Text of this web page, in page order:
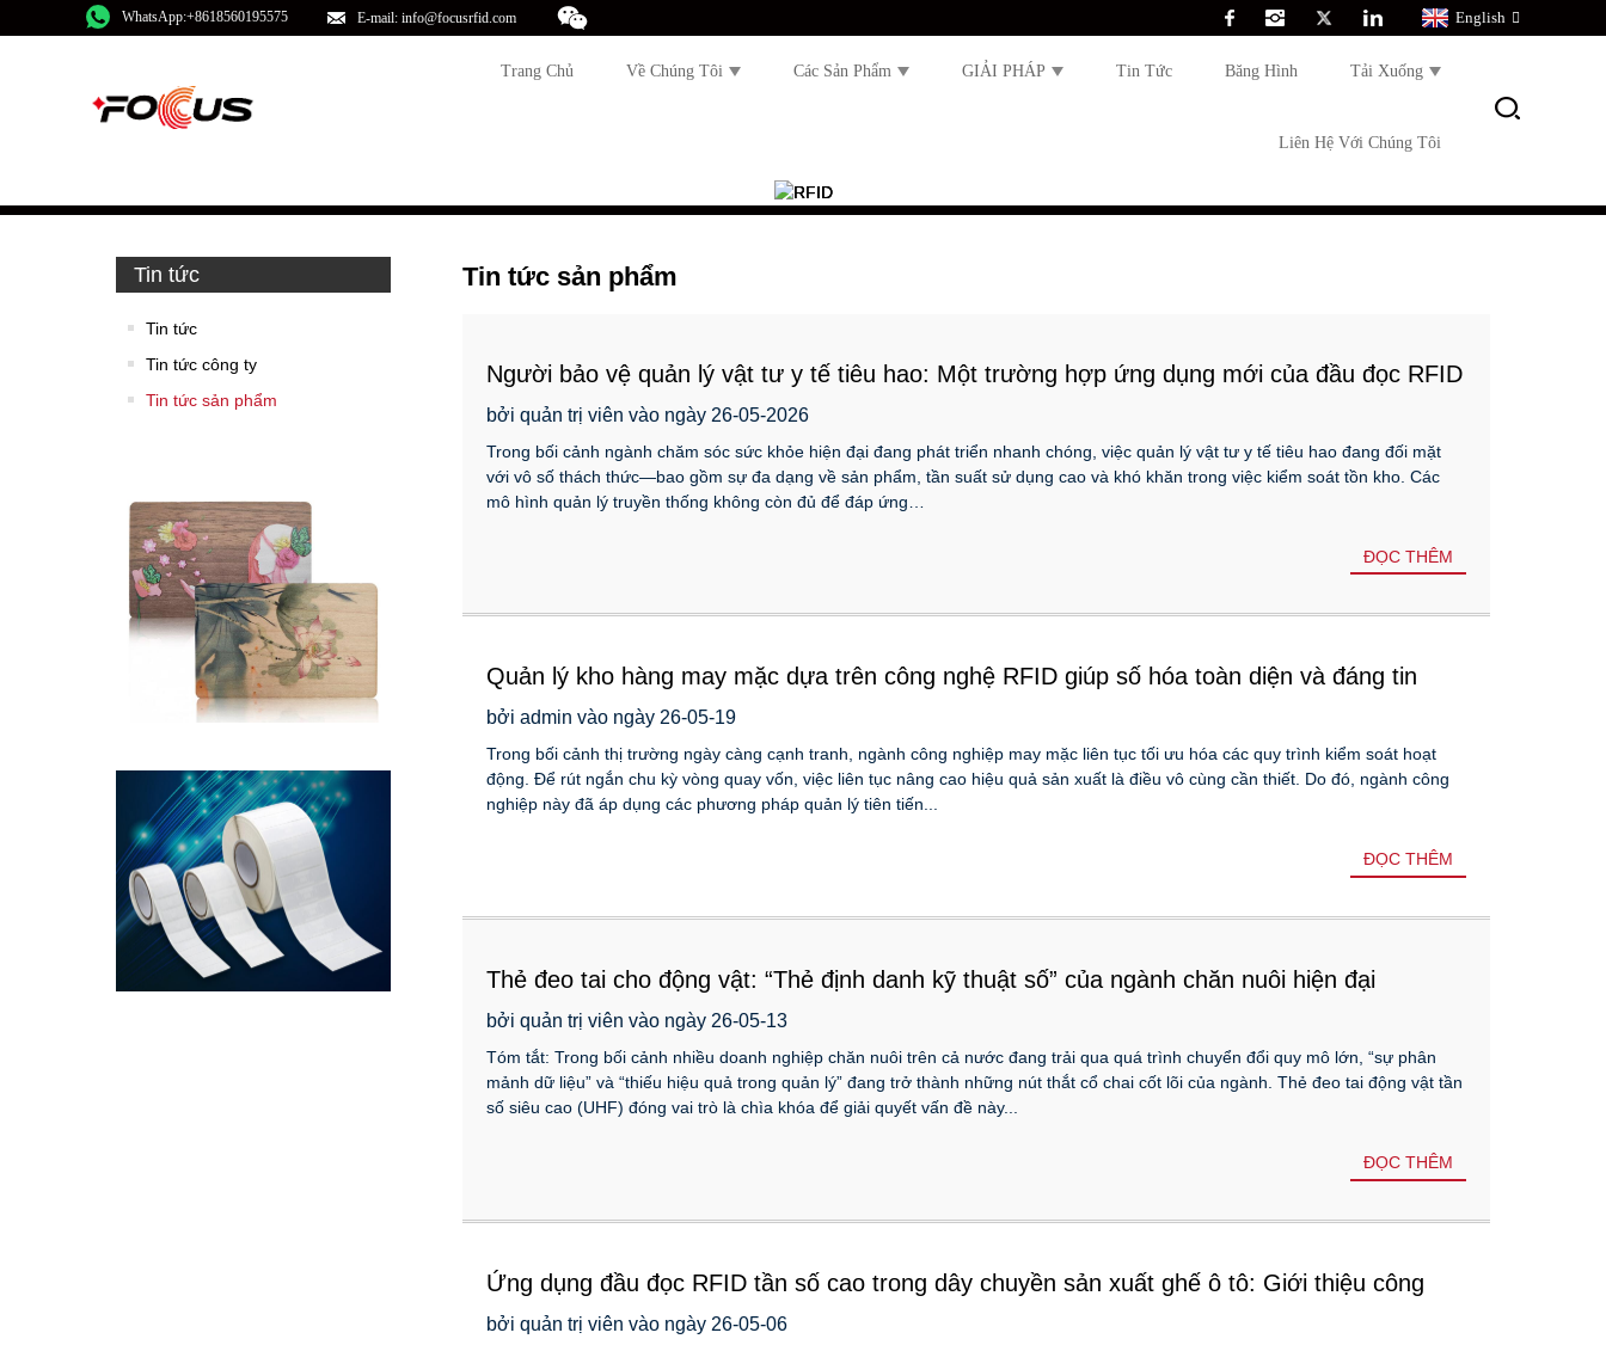
WhatsApp:+8618560195575 E-mail: info@focusrfid.com English
Trang Chủ Về Chúng Tôi Các Sản Phẩm GIẢI PHÁP Tin Tức Băng Hình Tải Xuống
Liên Hệ Với Chúng Tôi
Tin tức
Tin tức
Tin tức công ty
Tin tức sản phẩm
Tin tức sản phẩm
Người bảo vệ quản lý vật tư y tế tiêu hao: Một trường hợp ứng dụng mới của đầu đọc RFID
trong hệ thống kệ thông minh
bởi quản trị viên vào ngày 26-05-2026
Trong bối cảnh ngành chăm sóc sức khỏe hiện đại đang phát triển nhanh chóng, việc quản lý vật tư y tế tiêu hao đang đối mặt
với vô số thách thức—bao gồm sự đa dạng về sản phẩm, tần suất sử dụng cao và khó khăn trong việc kiểm soát tồn kho. Các
mô hình quản lý truyền thống không còn đủ để đáp ứng…
ĐỌC THÊM
Quản lý kho hàng may mặc dựa trên công nghệ RFID giúp số hóa toàn diện và đáng tin
cậy.
bởi admin vào ngày 26-05-19
Trong bối cảnh thị trường ngày càng cạnh tranh, ngành công nghiệp may mặc liên tục tối ưu hóa các quy trình kiểm soát hoạt
động. Để rút ngắn chu kỳ vòng quay vốn, việc liên tục nâng cao hiệu quả sản xuất là điều vô cùng cần thiết. Do đó, ngành công
nghiệp này đã áp dụng các phương pháp quản lý tiên tiến...
ĐỌC THÊM
Thẻ đeo tai cho động vật: “Thẻ định danh kỹ thuật số” của ngành chăn nuôi hiện đại
bởi quản trị viên vào ngày 26-05-13
Tóm tắt: Trong bối cảnh nhiều doanh nghiệp chăn nuôi trên cả nước đang trải qua quá trình chuyển đổi quy mô lớn, “sự phân
mảnh dữ liệu” và “thiếu hiệu quả trong quản lý” đang trở thành những nút thắt cổ chai cốt lõi của ngành. Thẻ đeo tai động vật tần
số siêu cao (UHF) đóng vai trò là chìa khóa để giải quyết vấn đề này...
ĐỌC THÊM
Ứng dụng đầu đọc RFID tần số cao trong dây chuyền sản xuất ghế ô tô: Giới thiệu công
nghệ nhận dạng chuyển động tiên tiến
bởi quản trị viên vào ngày 26-05-06